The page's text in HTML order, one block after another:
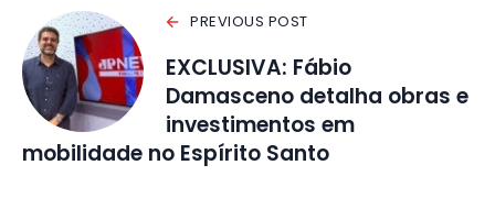
PREVIOUS POST
EXCLUSIVA: Fábio
Damasceno detalha obras e
investimentos em
mobilidade no Espírito Santo